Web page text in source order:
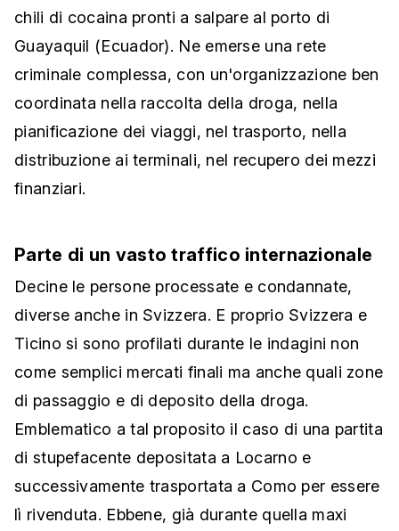
chili di cocaina pronti a salpare al porto di
Guayaquil (Ecuador). Ne emerse una rete
criminale complessa, con un'organizzazione ben
coordinata nella raccolta della droga, nella
pianificazione dei viaggi, nel trasporto, nella
distribuzione ai terminali, nel recupero dei mezzi
finanziari.
Parte di un vasto traffico internazionale
Decine le persone processate e condannate,
diverse anche in Svizzera. E proprio Svizzera e
Ticino si sono profilati durante le indagini non
come semplici mercati finali ma anche quali zone
di passaggio e di deposito della droga.
Emblematico a tal proposito il caso di una partita
di stupefacente depositata a Locarno e
successivamente trasportata a Como per essere
lì rivenduta. Ebbene, già durante quella maxi